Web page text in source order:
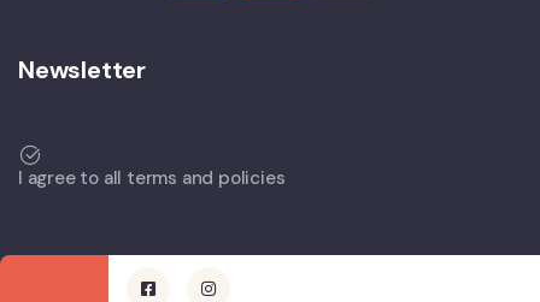
Newsletter
I agree to all terms and policies